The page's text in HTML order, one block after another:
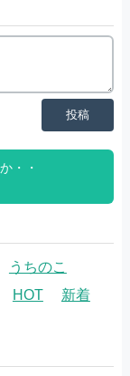
投稿
・・
うちのこ
HOT 新着